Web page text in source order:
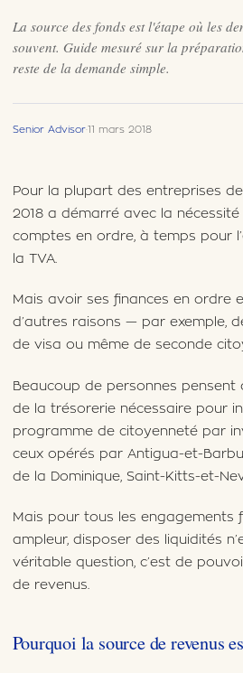
La source des fonds est l'étape où les
souvent. Guide mesuré sur la
reste de la demande simple.
Senior Advisor·11 mars 2018
Pour la plupart des entreprises
2018 a démarré avec la
comptes en ordre, à temps pour
la TVA.
Mais avoir ses finances en ordre
d’autres raisons — par exemple,
de visa ou même de seconde
Beaucoup de personnes pensent
de la trésorerie nécessaire pour
programme de citoyenneté par
ceux opérés par Antigua-et-
de la Dominique, Saint-Kitts-et-
Mais pour tous les engagements
ampleur, disposer des liquidités
véritable question, c’est de
de revenus.
Pourquoi la source de revenus